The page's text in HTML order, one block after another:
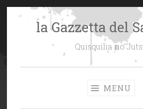
la Gazzetta del
Quisquilia no
MENU